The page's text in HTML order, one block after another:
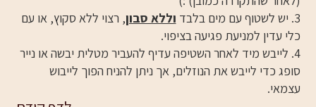
3. יש לשטוף עם מים בלבד
וללא סבון, רצוי ללא סקוץ, או עם
כלי עדין למניעת פגיעה בציפוי.
4. לייבש מיד לאחר השטיפה עדיף להעביר מטלית יבשה או נייר
סופג כדי לייבש את הנוזלים, אך ניתן להניח הפוך לייבוש
עצמאי.